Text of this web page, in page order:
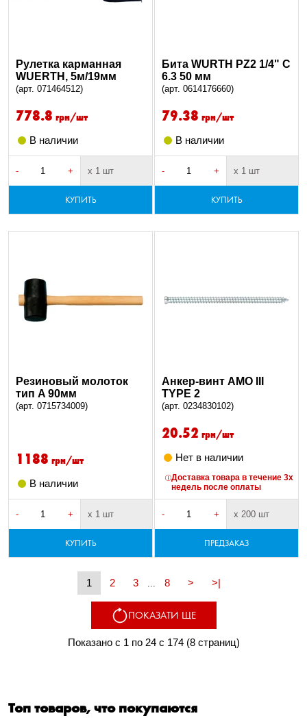
Рулетка карманная
WUERTH, 5м/19мм
(арт. 071464512)
778.8 грн/шт
В наличии
- + х 1 шт
КУПИТЬ
Бита WURTH PZ2 1/4" C
6.3 50 мм
(арт. 0614176660)
79.38 грн/шт
В наличии
- + х 1 шт
КУПИТЬ
Резиновый молоток
тип A 90мм
(арт. 0715734009)
1188 грн/шт
В наличии
- + х 1 шт
КУПИТЬ
Анкер-винт AMO III
TYPE 2
(арт. 0234830102)
20.52 грн/шт
Нет в наличии
Доставка товара в течение 3х
недель после оплаты
- + х 200 шт
ПРЕДЗАКАЗ
1 2 3 8 > >|
ПОКАЗАТИ ЩЕ
Показано с 1 по 24 с 174 (8 страниц)
Топ товаров, что покупаются